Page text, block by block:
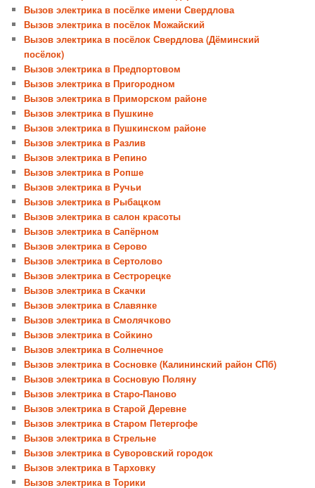
Вызов электрика в посёлке имени Свердлова
Вызов электрика в посёлок Можайский
Вызов электрика в посёлок Свердлова (Дёминский
посёлок)
Вызов электрика в Предпортовом
Вызов электрика в Пригородном
Вызов электрика в Приморском районе
Вызов электрика в Пушкине
Вызов электрика в Пушкинском районе
Вызов электрика в Разлив
Вызов электрика в Репино
Вызов электрика в Ропше
Вызов электрика в Ручьи
Вызов электрика в Рыбацком
Вызов электрика в салон красоты
Вызов электрика в Сапёрном
Вызов электрика в Серово
Вызов электрика в Сертолово
Вызов электрика в Сестрорецке
Вызов электрика в Скачки
Вызов электрика в Славянке
Вызов электрика в Смолячково
Вызов электрика в Сойкино
Вызов электрика в Солнечное
Вызов электрика в Сосновке (Калининский район СПб)
Вызов электрика в Сосновую Поляну
Вызов электрика в Старо-Паново
Вызов электрика в Старой Деревне
Вызов электрика в Старом Петергофе
Вызов электрика в Стрельне
Вызов электрика в Суворовский городок
Вызов электрика в Тарховку
Вызов электрика в Торики